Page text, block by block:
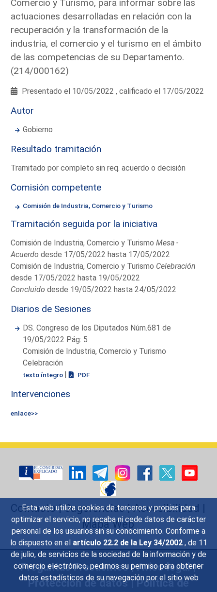
Esta web utiliza cookies de terceros y propias para
optimizar el servicio, no recaba ni cede datos de carácter
personal de los usuarios sin su conocimiento. Conforme a
lo dispuesto en el artículo 22.2 de la Ley 34/2002 , de 11
de julio, de servicios de la sociedad de la información y de
comercio electrónico, pedimos su permiso para obtener
datos estadísticos de su navegación por el sitio web
Comercio y Turismo, para informar sobre las
actuaciones desarrolladas en relación con la
recuperación y la transformación de la
industria, el comercio y el turismo en el ámbito
de las competencias de su Departamento.
(214/000162)
Presentado el 10/05/2022 , calificado el 17/05/2022
Autor
Gobierno
Resultado tramitación
Tramitado por completo sin req. acuerdo o decisión
Comisión competente
Comisión de Industria, Comercio y Turismo
Tramitación seguida por la iniciativa
Comisión de Industria, Comercio y TurismoMesa -
Acuerdo desde 17/05/2022 hasta 17/05/2022
Comisión de Industria, Comercio y Turismo Celebración
desde 17/05/2022 hasta 19/05/2022
Concluido desde 19/05/2022 hasta 24/05/2022
Diarios de Sesiones
DS. Congreso de los Diputados Núm.681 de
19/05/2022 Pág: 5
Comisión de Industria, Comercio y Turismo
Celebración
texto íntegro | PDF
Intervenciones
enlace>>
Contacto|Sugerencias|Accesibilidad |
Mapa Web
Preguntas Frecuentes|Aviso legal|
Protección de datos|Política de